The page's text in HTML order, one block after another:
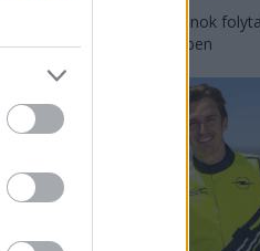
Újabb korábbi F2-es bajnok
E-ben